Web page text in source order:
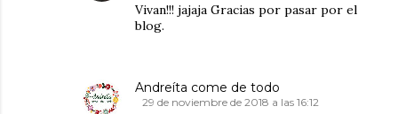
Vivan!!! jajaja Gracias por pasar por el
blog.
Andreíta come de todo
29 de noviembre de 2018 a las 16:12